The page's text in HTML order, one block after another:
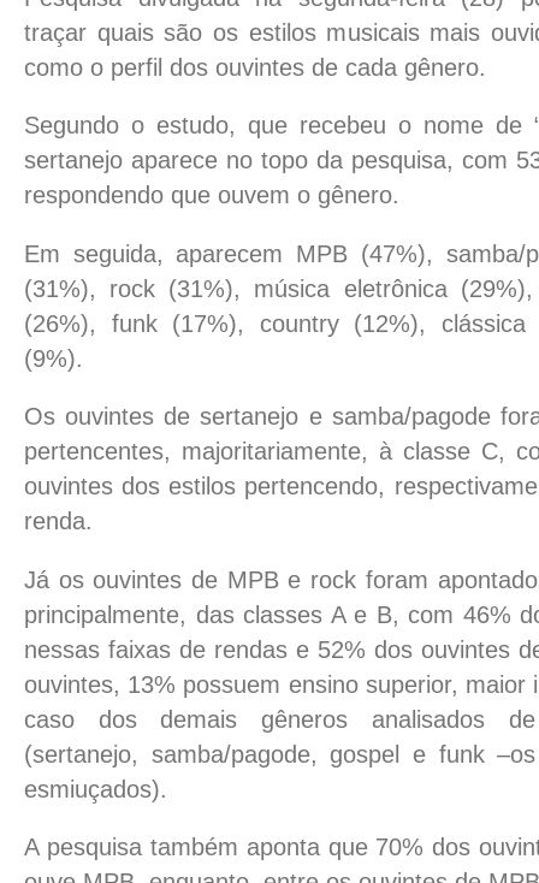
traçar quais são os estilos musicais mais
como o perfil dos ouvintes de cada gênero.
Segundo o estudo, que recebeu o nome de
sertanejo aparece no topo da pesquisa, com
respondendo que ouvem o gênero.
Em seguida, aparecem MPB (47%), samba/
(31%), rock (31%), música eletrônica
(26%), funk (17%), country (12%), clássica
(9%).
Os ouvintes de sertanejo e samba/pagode
pertencentes, majoritariamente, à classe C,
ouvintes dos estilos pertencendo,
renda.
Já os ouvintes de MPB e rock foram
principalmente, das classes A e B, com 46%
nessas faixas de rendas e 52% dos ouvintes
ouvintes, 13% possuem ensino superior, maior
caso dos demais gêneros analisados
(sertanejo, samba/pagode, gospel e funk
esmiuçados).
A pesquisa também aponta que 70% dos